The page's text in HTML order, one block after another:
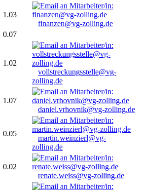
1.03
finanzen@vg-zolling.de
0.07
1.02
vollstreckungsstelle@vg-
zolling.de
1.07
daniel.vrhovnik@vg-zolling.de
0.05
martin.weinzierl@vg-
zolling.de
0.02
renate.weiss@vg-zolling.de